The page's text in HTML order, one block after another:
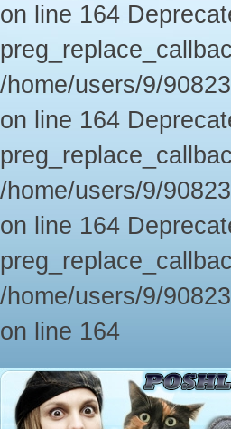
on line 164
/home/users/9/
on line 164
/home/users/9/
on line 164
/home/users/9/
on line 164